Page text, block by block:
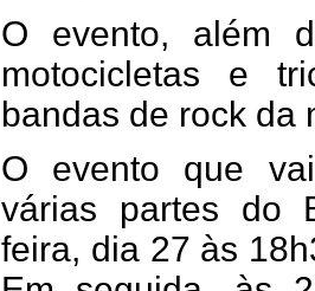
O evento, além
motocicletas e
bandas de rock da
O evento que
várias partes do
feira, dia 27 às